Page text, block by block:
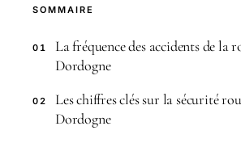
SOMMAIRE
01
La fréquence des accidents de la
Dordogne
02
Les chiffres clés sur la sécurité
Dordogne